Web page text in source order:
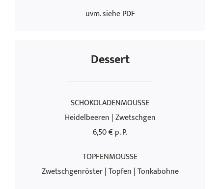
uvm. siehe PDF
Dessert
SCHOKOLADENMOUSSE
Heidelbeeren | Zwetschgen
6,50 € p. P.
TOPFENMOUSSE
Zwetschgenröster | Topfen | Tonkabohne